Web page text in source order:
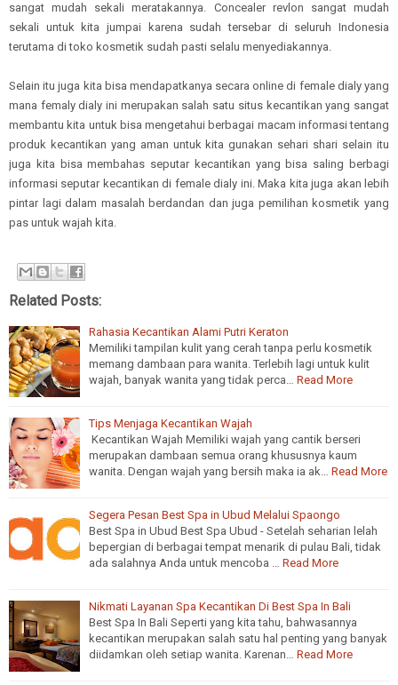
sangat mudah sekali meratakannya. Concealer revlon sangat mudah
sekali untuk kita jumpai karena sudah tersebar di seluruh Indonesia
terutama di toko kosmetik sudah pasti selalu menyediakannya.
Selain itu juga kita bisa mendapatkanya secara online di female dialy yang
mana femaly dialy ini merupakan salah satu situs kecantikan yang sangat
membantu kita untuk bisa mengetahui berbagai macam informasi tentang
produk kecantikan yang aman untuk kita gunakan sehari shari selain itu
juga kita bisa membahas seputar kecantikan yang bisa saling berbagi
informasi seputar kecantikan di female dialy ini. Maka kita juga akan lebih
pintar lagi dalam masalah berdandan dan juga pemilihan kosmetik yang
pas untuk wajah kita.
Related Posts:
Rahasia Kecantikan Alami Putri Keraton
Memiliki tampilan kulit yang cerah tanpa perlu kosmetik
memang dambaan para wanita. Terlebih lagi untuk kulit
wajah, banyak wanita yang tidak perca…
Read More
Tips Menjaga Kecantikan Wajah
Kecantikan Wajah Memiliki wajah yang cantik berseri
merupakan dambaan semua orang khususnya kaum
wanita. Dengan wajah yang bersih maka ia ak…
Read More
Segera Pesan Best Spa in Ubud Melalui Spaongo
Best Spa in Ubud Best Spa Ubud - Setelah seharian lelah
bepergian di berbagai tempat menarik di pulau Bali, tidak
ada salahnya Anda untuk mencoba …
Read More
Nikmati Layanan Spa Kecantikan Di Best Spa In Bali
Best Spa In Bali Seperti yang kita tahu, bahwasannya
kecantikan merupakan salah satu hal penting yang banyak
diidamkan oleh setiap wanita. Karenan…
Read More